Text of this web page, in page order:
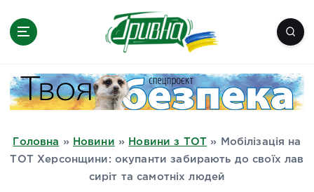
Миколаїв, Одеса, Мелітополь
Головна » Новини » Новини з ТОТ »
Мобілізація на
ТОТ Херсонщини: окупанти забирають до своїх лав
сиріт та самотніх людей